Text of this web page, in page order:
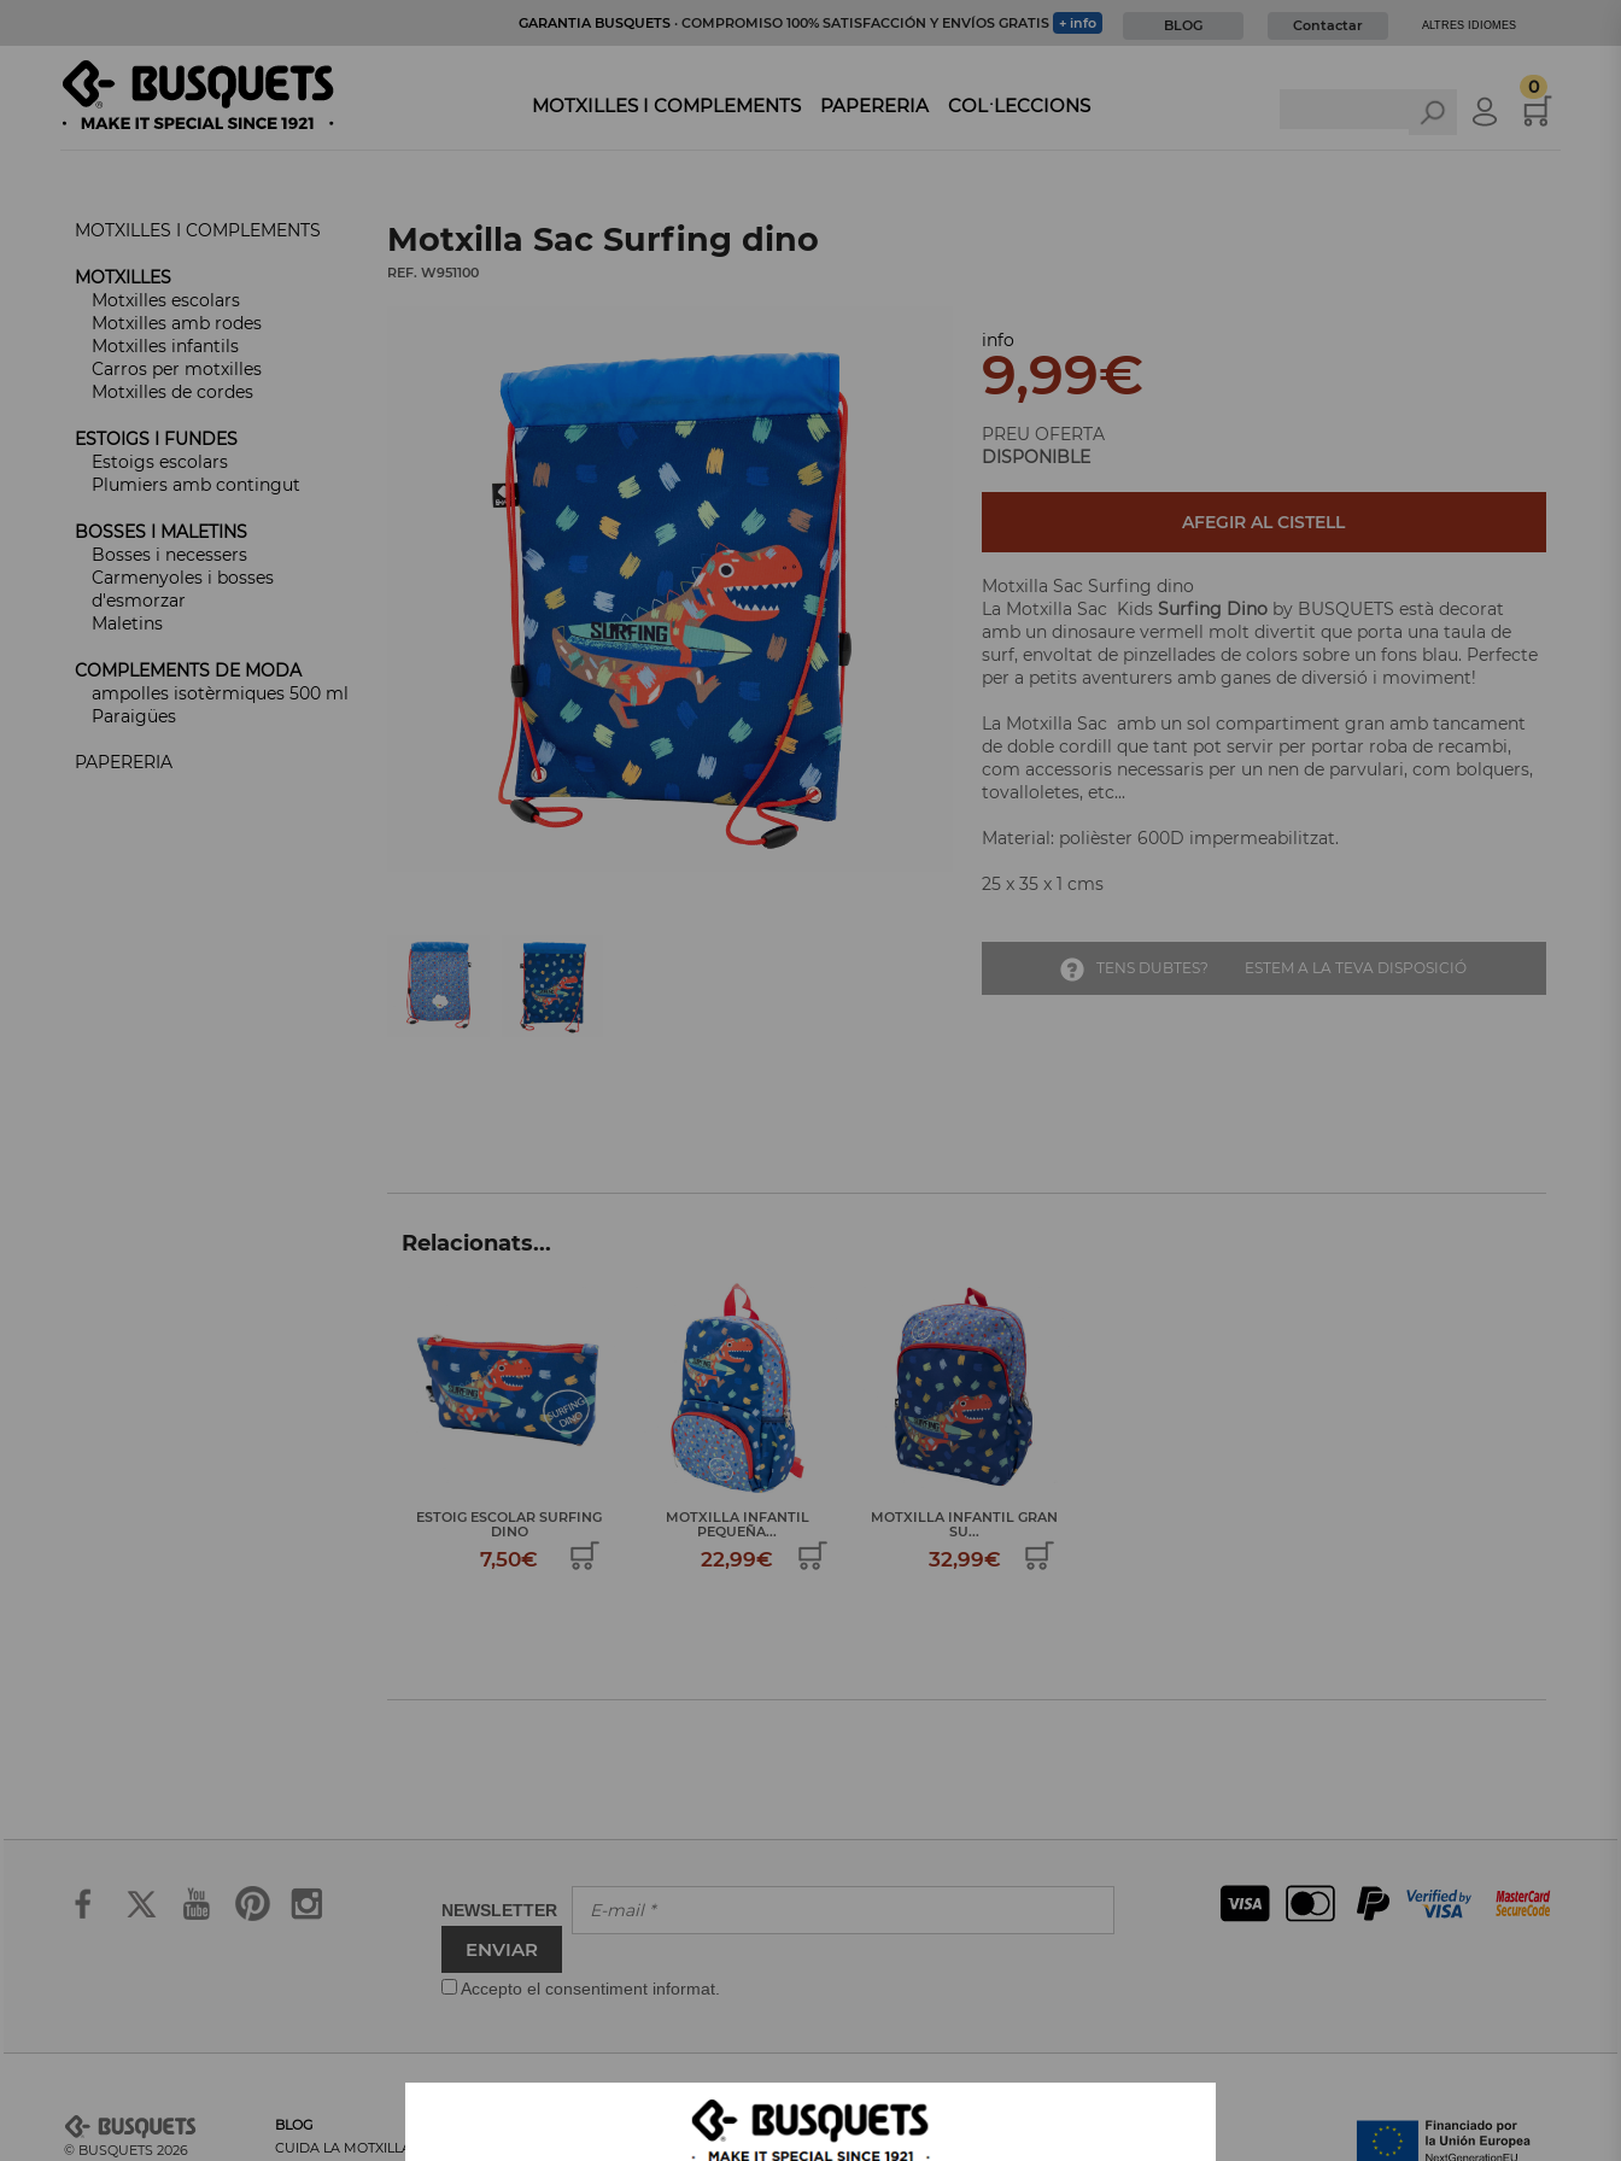
GARANTIA BUSQUETS · COMPROMISO 100% SATISFACCIÓN Y ENVÍOS GRATIS + info BLOG Contactar ALTRES IDIOMES
MOTXILLES I COMPLEMENTS PAPERERIA COL·LECCIONS
0
MOTXILLES I COMPLEMENTS
MOTXILLES
Motxilles escolars
Motxilles amb rodes
Motxilles infantils
Carros per motxilles
Motxilles de cordes
ESTOIGS I FUNDES
Estoigs escolars
Plumiers amb contingut
BOSSES I MALETINS
Bosses i necessers
Carmenyoles i bosses
d'esmorzar
Maletins
COMPLEMENTS DE MODA
ampolles isotèrmiques 500 ml
Paraigües
PAPERERIA
Motxilla Sac Surfing dino
REF. W951100
info
9,99€
PREU OFERTA
DISPONIBLE
AFEGIR AL CISTELL
Motxilla Sac Surfing dino
La Motxilla Sac Kids Surfing Dinoby BUSQUETS està decorat
amb un dinosaure vermell molt divertit que porta una taula de
surf, envoltat de pinzellades de colors sobre un fons blau. Perfecte
per a petits aventurers amb ganes de diversió i moviment!
La Motxilla Sac amb un sol compartiment gran amb tancament
de doble cordill que tant pot servir per portar roba de recambi,
com accessoris necessaris per un nen de parvulari, com bolquers,
tovalloletes, etc...
Material: polièster 600D impermeabilitzat.
25 x 35 x 1 cms
TENS DUBTES? ESTEM A LA TEVA DISPOSICIÓ
Relacionats...
ESTOIG ESCOLAR SURFING
DINO
7,50€
MOTXILLA INFANTIL
PEQUEÑA...
22,99€
MOTXILLA INFANTIL GRAN
SU...
32,99€
NEWSLETTER
ENVIAR
Accepto el consentiment informat.
© BUSQUETS 2026
BLOG
CUIDA LA MOTXILLA I LA SEVA
COMANDES
ÀREA PROFESSIONAL